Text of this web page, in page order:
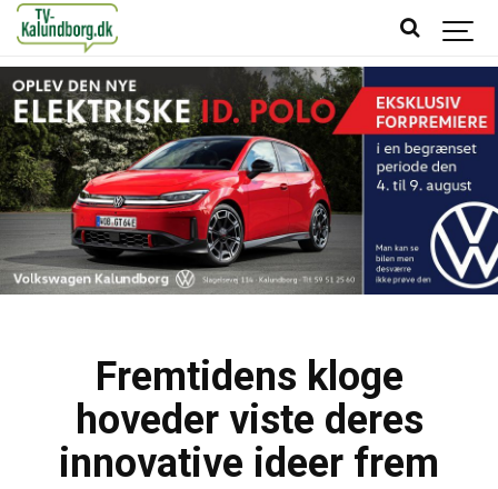
Fremtidens kloge
hoveder viste deres
innovative ideer frem